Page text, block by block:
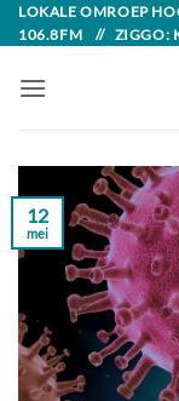
Skip
to
content
LOKALE OMROEP
106.8FM // ZIGGO:
12
mei